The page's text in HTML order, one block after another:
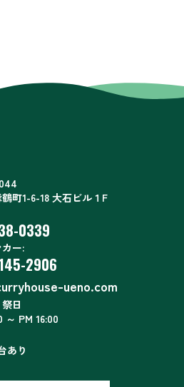
町1-6-18 大石ビル１F
0339
ー:
2906
ueno.com
日
～ PM 16:00
あり